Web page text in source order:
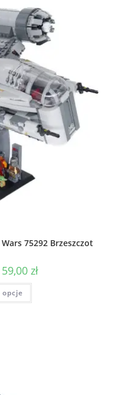
można
wybrać
na
stronie
produktu
75292 Brzeszczot
59,00 złZakres
opcje
Ten
ma